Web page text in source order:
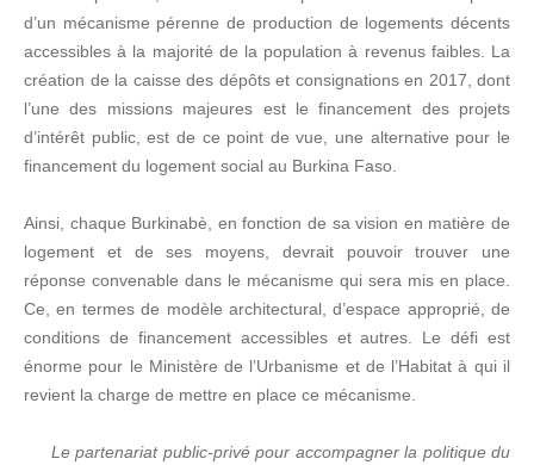
d’un mécanisme pérenne de production de logements décents
accessibles à la majorité de la population à revenus faibles. La
création de la caisse des dépôts et consignations en 2017, dont
l’une des missions majeures est le financement des projets
d’intérêt public, est de ce point de vue, une alternative pour le
financement du logement social au Burkina Faso.
Ainsi, chaque Burkinabè, en fonction de sa vision en matière de
logement et de ses moyens, devrait pouvoir trouver une
réponse convenable dans le mécanisme qui sera mis en place.
Ce, en termes de modèle architectural, d’espace approprié, de
conditions de financement accessibles et autres. Le défi est
énorme pour le Ministère de l’Urbanisme et de l’Habitat à qui il
revient la charge de mettre en place ce mécanisme.
Le partenariat public-privé pour accompagner la politique du